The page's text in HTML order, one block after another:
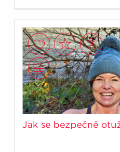
Jak se bezpečně